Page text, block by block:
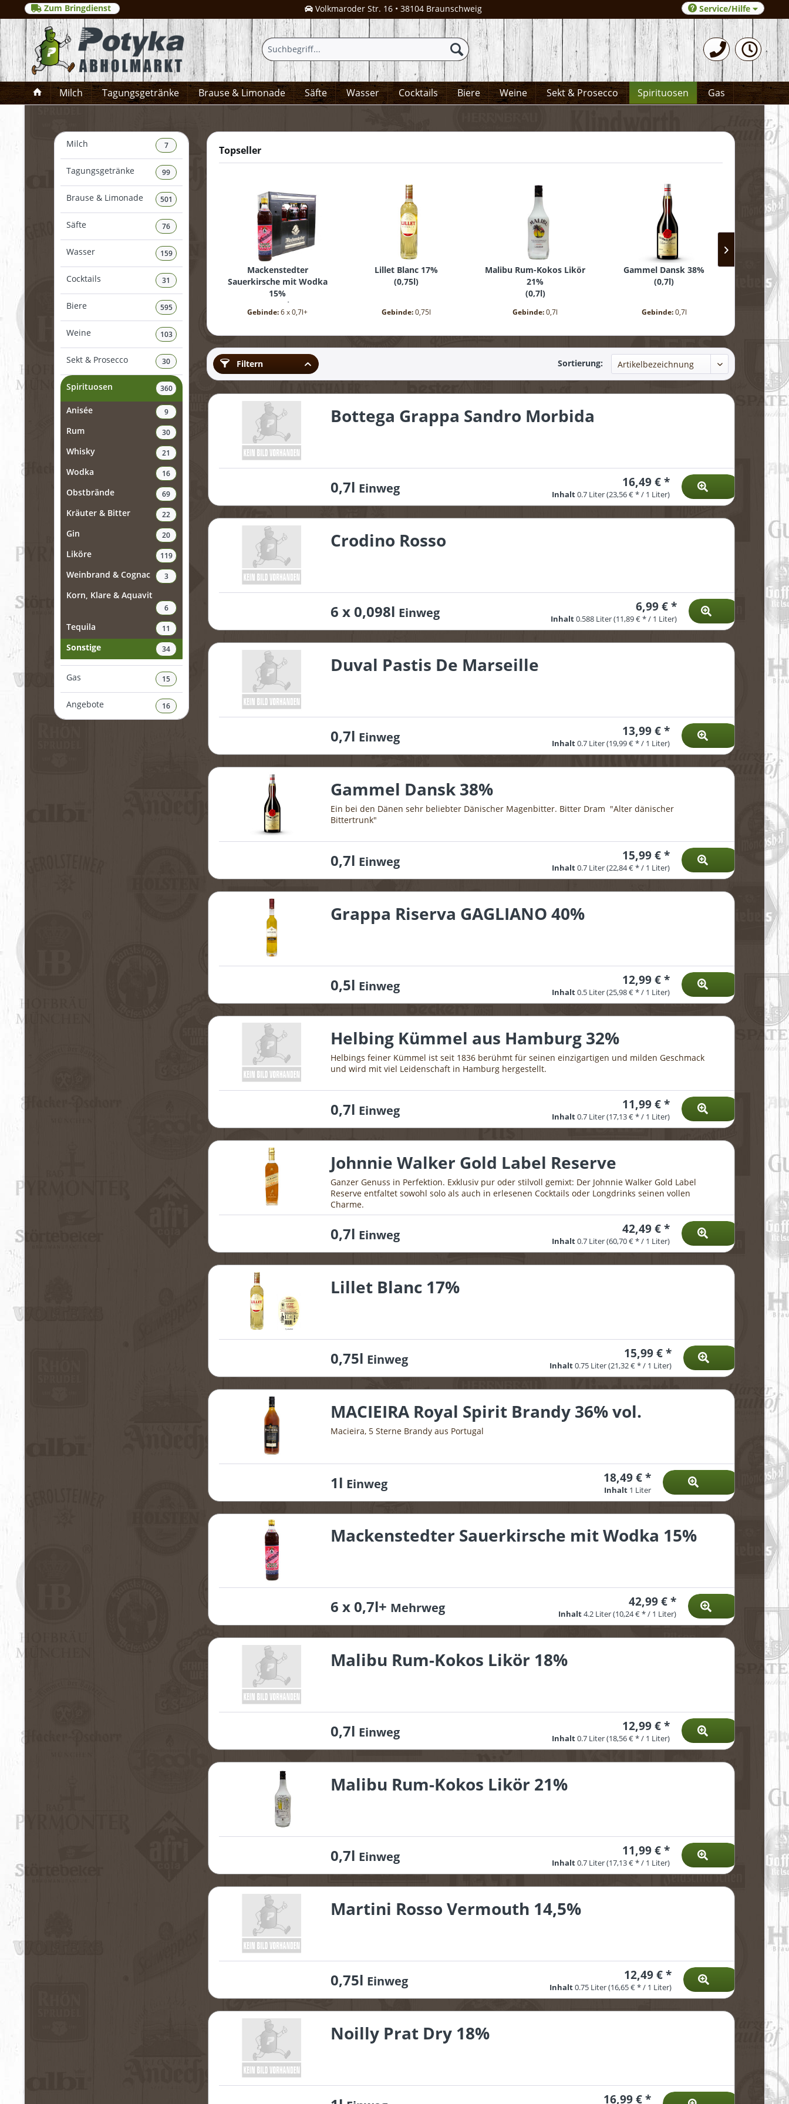
Zum Bringdienst Volkmaroder Str. 16 • 38104 Braunschweig 0531-372066
Service/Hilfe
Milch Tagungsgetränke Brause & Limonade Säfte Wasser Cocktails Biere Weine Sekt & Prosecco Spirituosen Gas
Milch 7
Tagungsgetränke 99
Brause & Limonade 501
Säfte 76
Wasser 159
Cocktails 31
Biere 595
Weine 103
Sekt & Prosecco 30
Spirituosen 360
Anisée 9
Rum 30
Whisky 21
Wodka 16
Obstbrände 69
Kräuter & Bitter 22
Gin 20
Liköre 119
Weinbrand & Cognac 3
Korn, Klare & Aquavit
6
Tequila 11
Sonstige 34
Gas 15
Angebote 16
Topseller
Mackenstedter
Sauerkirsche mit Wodka
15%
6 x 0,7l+
Gebinde:6 x 0,7l+
Lillet Blanc 17%
(0,75l)
Gebinde:0,75l
Malibu Rum-Kokos Likör
21%
(0,7l)
Gebinde:0,7l
Gammel Dansk 38%
(0,7l)
Gebinde:0,7l
Papa
Filtern Sortierung:
Bottega Grappa Sandro Morbida
0,7l Einweg 16,49 € *
Inhalt0.7 Liter(23,56 € * / 1 Liter)
Crodino Rosso
6 x 0,098l Einweg 6,99 € *
Inhalt0.588 Liter(11,89 € * / 1 Liter)
Duval Pastis De Marseille
0,7l Einweg 13,99 € *
Inhalt0.7 Liter(19,99 € * / 1 Liter)
Gammel Dansk 38%
Ein bei den Dänen sehr beliebter Dänischer Magenbitter. Bitter Dram "Alter dänischer
Bittertrunk"
0,7l Einweg 15,99 € *
Inhalt0.7 Liter(22,84 € * / 1 Liter)
Grappa Riserva GAGLIANO 40%
0,5l Einweg 12,99 € *
Inhalt0.5 Liter(25,98 € * / 1 Liter)
Helbing Kümmel aus Hamburg 32%
Helbings feiner Kümmel ist seit 1836 berühmt für seinen einzigartigen und milden Geschmack
und wird mit viel Leidenschaft in Hamburg hergestellt.
0,7l Einweg 11,99 € *
Inhalt0.7 Liter(17,13 € * / 1 Liter)
Johnnie Walker Gold Label Reserve
Ganzer Genuss in Perfektion. Exklusiv pur oder stilvoll gemixt: Der Johnnie Walker Gold Label
Reserve entfaltet sowohl solo als auch in erlesenen Cocktails oder Longdrinks seinen vollen
Charme.
0,7l Einweg 42,49 € *
Inhalt0.7 Liter(60,70 € * / 1 Liter)
Lillet Blanc 17%
0,75l Einweg 15,99 € *
Inhalt0.75 Liter(21,32 € * / 1 Liter)
MACIEIRA Royal Spirit Brandy 36% vol.
Macieira, 5 Sterne Brandy aus Portugal
1l Einweg 18,49 € *
Inhalt 1 Liter
Mackenstedter Sauerkirsche mit Wodka 15%
6 x 0,7l+ Mehrweg 42,99 € *
Inhalt4.2 Liter(10,24 € * / 1 Liter)
Malibu Rum-Kokos Likör 18%
0,7l Einweg 12,99 € *
Inhalt0.7 Liter(18,56 € * / 1 Liter)
Malibu Rum-Kokos Likör 21%
0,7l Einweg 11,99 € *
Inhalt0.7 Liter(17,13 € * / 1 Liter)
Martini Rosso Vermouth 14,5%
0,75l Einweg 12,49 € *
Inhalt0.75 Liter(16,65 € * / 1 Liter)
Noilly Prat Dry 18%
16,99 € *